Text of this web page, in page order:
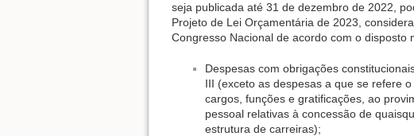
seja publicada até 31 de dezembro de 2022,
Projeto de Lei Orçamentária de 2023,
Congresso Nacional de acordo com o disposto
Despesas com obrigações
III (exceto as despesas a que se refere
cargos, funções e gratificações, ao
pessoal relativas à concessão de
estrutura de carreiras);